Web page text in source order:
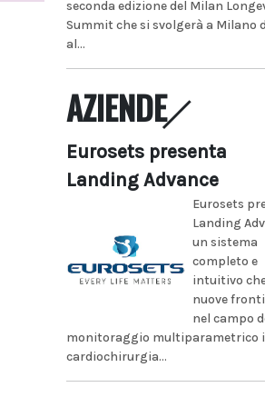
seconda edizione del Milan
Summit che si svolgerà a Milano
al...
AZIENDE
Eurosets presenta
Landing Advance
Eurosets
Landing
un sistema
completo e
intuitivo
nuove
nel campo
monitoraggio multiparametrico
cardiochirurgia...